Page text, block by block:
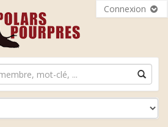
Connexion